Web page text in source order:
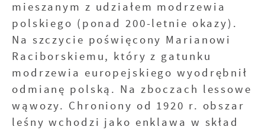
mieszanym z udziałem modrzewia
polskiego (ponad 200-letnie okazy).
Na szczycie poświęcony Marianowi
Raciborskiemu, który z gatunku
modrzewia europejskiego wyodrębnił
odmianę polską. Na zboczach lessowe
wąwozy. Chroniony od 1920 r. obszar
leśny wchodzi jako enklawa w skład